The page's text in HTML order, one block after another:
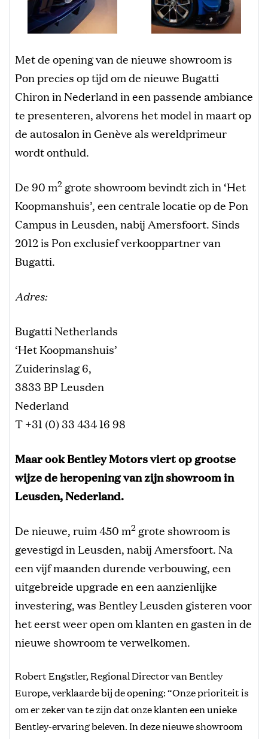
Met de opening van de nieuwe showroom is
Pon precies op tijd om de nieuwe Bugatti
Chiron in Nederland in een passende ambiance
te presenteren, alvorens het model in maart op
de autosalon in Genève als wereldprimeur
wordt onthuld.
De 90 m2 grote showroom bevindt zich in ‘Het
Koopmanshuis’, een centrale locatie op de Pon
Campus in Leusden, nabij Amersfoort. Sinds
2012 is Pon exclusief verkooppartner van
Bugatti.
Adres:
Bugatti Netherlands
‘Het Koopmanshuis’
Zuiderinslag 6,
3833 BP Leusden
Nederland
T +31 (0) 33 434 16 98
Maar ook Bentley Motors viert op grootse
wijze de heropening van zijn showroom in
Leusden, Nederland.
De nieuwe, ruim 450 m2 grote showroom is
gevestigd in Leusden, nabij Amersfoort. Na
een vijf maanden durende verbouwing, een
uitgebreide upgrade en een aanzienlijke
investering, was Bentley Leusden gisteren voor
het eerst weer open om klanten en gasten in de
nieuwe showroom te verwelkomen.
Robert Engstler, Regional Director van Bentley
Europe, verklaarde bij de opening: “Onze prioriteit is
om er zeker van te zijn dat onze klanten een unieke
Bentley-ervaring beleven. In deze nieuwe showroom